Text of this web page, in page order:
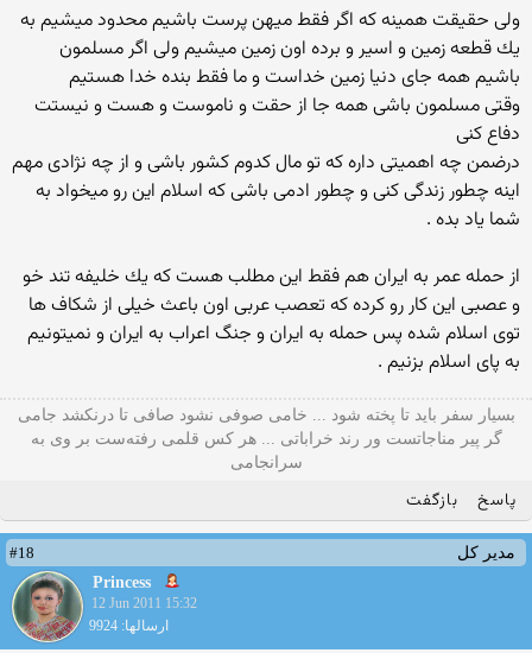
ولی حقیقت همینه كه اگر فقط میهن پرست باشیم محدود میشیم به
یك قطعه زمین و اسیر و برده اون زمین میشیم ولی اگر مسلمون
باشیم همه جای دنیا زمین خداست و ما فقط بنده خدا هستیم
وقتی مسلمون باشی همه جا از حقت و ناموست و هست و نیستت
دفاع كنی
درضمن چه اهمیتی داره كه تو مال كدوم كشور باشی و از چه نژادی مهم
اینه چطور زندگی كنی و چطور ادمی باشی كه اسلام این رو میخواد به
شما یاد بده .
از حمله عمر به ایران هم فقط این مطلب هست كه یك خلیفه تند خو
و عصبی این كار رو كرده كه تعصب عربی اون باعث خیلی از شكاف ها
توی اسلام شده پس حمله به ایران و جنگ اعراب به ایران و نمیتونیم
به پای اسلام بزنیم .
بسیار سفر باید تا پخته شود ... خامی صوفی نشود صافی تا درنکشد جامی
گر پیر مناجاتست ور رند خراباتی ... هر کس قلمی رفته‌ست بر وی به
سرانجامی
پاسخ بازگفت
مدیر کل
#18
Princess
12 Jun 2011 15:32
ارسالها: 9924